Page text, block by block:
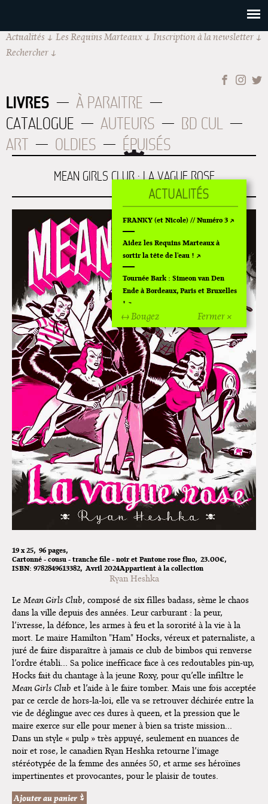
Actualités Les Requins Marteaux
Inscription à la newsletter
Rechercher
LIVRES
À PARAITRE
CATALOGUE
AUTEURS
BD CUL
ART
OLDIES ÉPUISÉS
MEAN GIRLS CLUB : LA VAGUE ROSE
19 x 25 96 pages
Cartonné - cousu - tranche file - noir et Pantone rose fluo 23.00€
ISBN: 9782849613382 Avril 2024Appartient à la collection
Ryan Heshka
Le Mean Girls Club, composé de six filles badass, sème le chaos
dans la ville depuis des années. Leur carburant : la peur,
l’ivresse, la défonce, les armes à feu et la sororité à la vie à la
mort. Le maire Hamilton "Ham" Hocks, véreux et paternaliste, a
juré de faire disparaître à jamais ce club de bimbos qui renverse
l’ordre établi… Sa police inefficace face à ces redoutables pin-up,
Hocks fait du chantage à la jeune Roxy, pour qu’elle infiltre le
Mean Girls Club et l’aide à le faire tomber. Mais une fois acceptée
par ce cercle de hors-la-loi, elle va se retrouver déchirée entre la
vie de déglingue avec ces dures à queen, et la pression que le
maire exerce sur elle pour mener à bien sa triste mission…
​Dans un style « pulp » très appuyé, seulement en nuances de
noir et rose, le canadien Ryan Heshka retourne l’image
stéréotypée de la femme des années 50, et arme ses héroïnes
impertinentes et provocantes, pour le plaisir de toutes.
Fermer ×
↔ Bougez
FRANKY (et Nicole) // Numéro 3
Aidez les Requins Marteaux à
sortir la tête de l'eau !
Tournée Bark : Simeon van Den
Ende à Bordeaux, Paris et Bruxelles
!
Off Of Off d'Angoulême 2024
Superette de noël à Pola
L'exposition de Fungirl à
Montpellier !
Lancements de "Ras le bol" de
Cardon
Exposition "Fungirl : Funeral
Home" à Colomiers
Tournée "Vulva Viking" : Elizabeth
Pich à Paris et Vincennes !
Dédicace de Gwénola Carrère à